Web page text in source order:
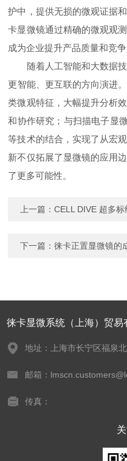
护中，提供无损的微观证据
卡显微镜通过精确的微观观
成为企业提升产品质量和竞争
随着人工智能和大数据技
更智能、更互联的方向演进
类微观特征，大幅提升分析
和协作研究；与扫描电子显
等技术的结合，实现了从宏
新不仅拓展了显微镜的应用
了更多可能性。
上一篇：CELL DIVE 超多
下一篇：徕卡正置显微镜的
徕卡显微系统（上海）贸易
地址：上海市长宁区福泉
邮箱：
传真：